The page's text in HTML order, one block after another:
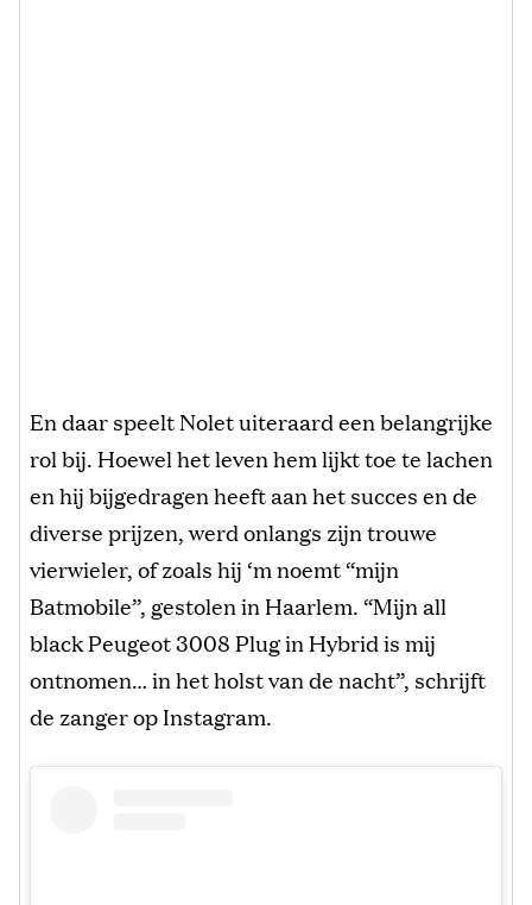
En daar speelt Nolet uiteraard een belangrijke
rol bij. Hoewel het leven hem lijkt toe te lachen
en hij bijgedragen heeft aan het succes en de
diverse prijzen, werd onlangs zijn trouwe
vierwieler, of zoals hij ‘m noemt “mijn
Batmobile”, gestolen in Haarlem. “Mijn all
black Peugeot 3008 Plug in Hybrid is mij
ontnomen… in het holst van de nacht”, schrijft
de zanger op Instagram.